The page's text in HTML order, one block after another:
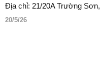
Địa chỉ: 21/20A Trường
20/5/26